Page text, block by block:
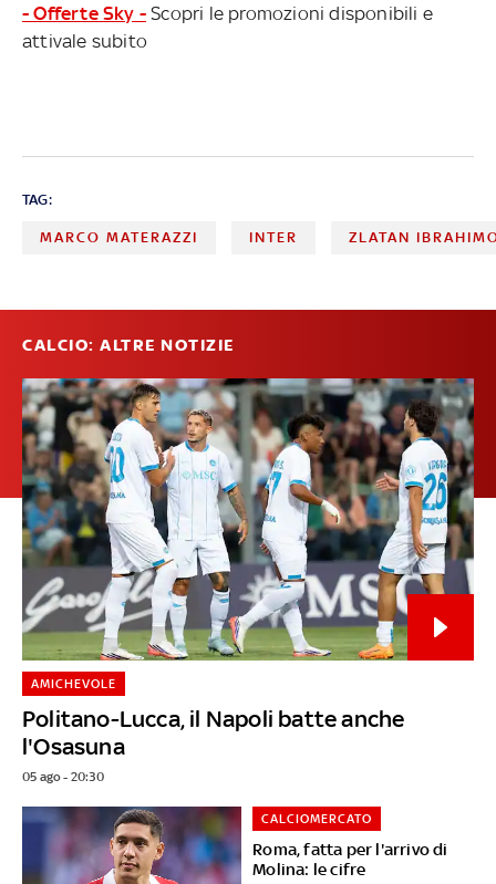
- Offerte Sky - Scopri le promozioni disponibili e
attivale subito
TAG:
MARCO MATERAZZI INTER ZLATAN
CALCIO: ALTRE NOTIZIE
Politano-Lucca, il Napoli batte anche
l'Osasuna
AMICHEVOLE
05 ago - 20:30
Roma, fatta per l'arrivo di
Molina: le cifre
CALCIOMERCATO